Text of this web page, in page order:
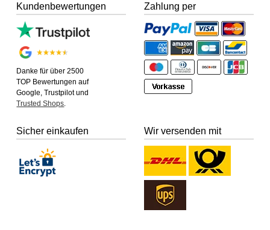
Kundenbewertungen
Danke für über 2500
TOP Bewertungen auf
Google, Trustpilot und
Trusted Shops.
Zahlung per
Sicher einkaufen Wir versenden mit